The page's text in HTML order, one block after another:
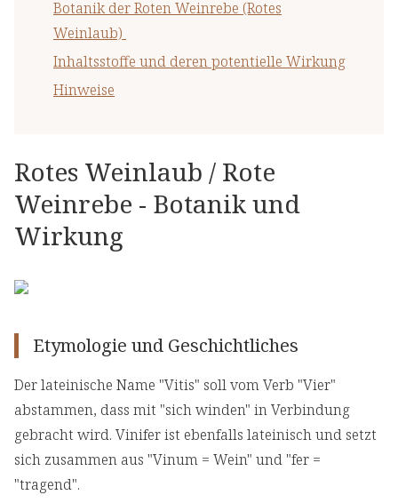
Botanik der Roten Weinrebe (Rotes
Weinlaub)
Inhaltsstoffe und deren potentielle Wirkung
Hinweise
Rotes Weinlaub / Rote
Weinrebe - Botanik und
Wirkung
Etymologie und Geschichtliches
Der lateinische Name "Vitis" soll vom Verb "Vier"
abstammen, dass mit "sich winden" in Verbindung
gebracht wird. Vinifer ist ebenfalls lateinisch und setzt
sich zusammen aus "Vinum = Wein" und "fer =
"tragend".